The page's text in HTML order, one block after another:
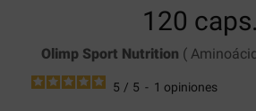
120 caps.
Olimp Sport Nutrition (
5 / 5 - 1 opiniones